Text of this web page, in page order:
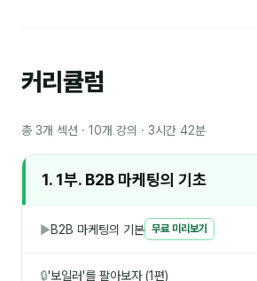
커리큘럼
총 3개 섹션 · 10개 강의 · 3시간 42분
1. 1부. B2B 마케팅의 기초
▶B2B 마케팅의 기본 무료 미리보기
🔒'보일러'를 팔아보자 (1편)